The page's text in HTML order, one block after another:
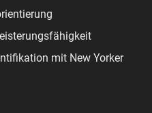
mit New Yorker